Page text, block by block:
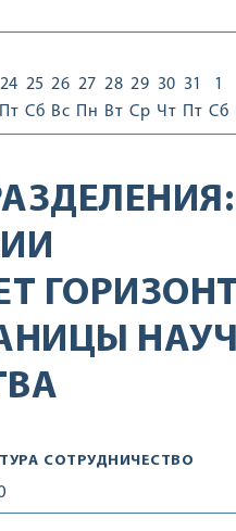
24
Пт
25
Сб
26
Вс
27
Пн
28
Вт
29
Ср
30
Чт
31
Пт
1
Сб
СОТРУДНИЧЕСТВО